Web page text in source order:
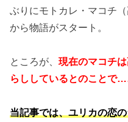
ぶりにモトカレ・マコチ
から物語がスタート。
ところが、現在のマコチ
らししているとのことで
当記事では、ユリカの恋